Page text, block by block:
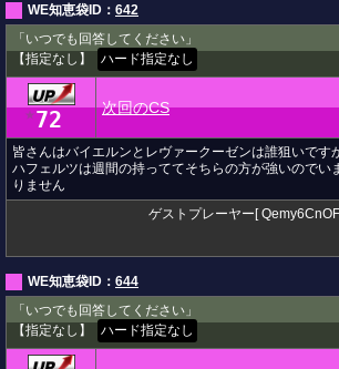
WE知恵袋ID： 642
「いつでも回答してください」
【指定なし】
ハード指定なし
★ 72 次回のCS
皆さんはバイエルンとレヴァークーゼンは誰狙いです
ハフェルツは週間の持っててそちらの方が強いのでい
りません
ゲストプレーヤー[
WE知恵袋ID： 644
「いつでも回答してください」
【指定なし】
ハード指定なし